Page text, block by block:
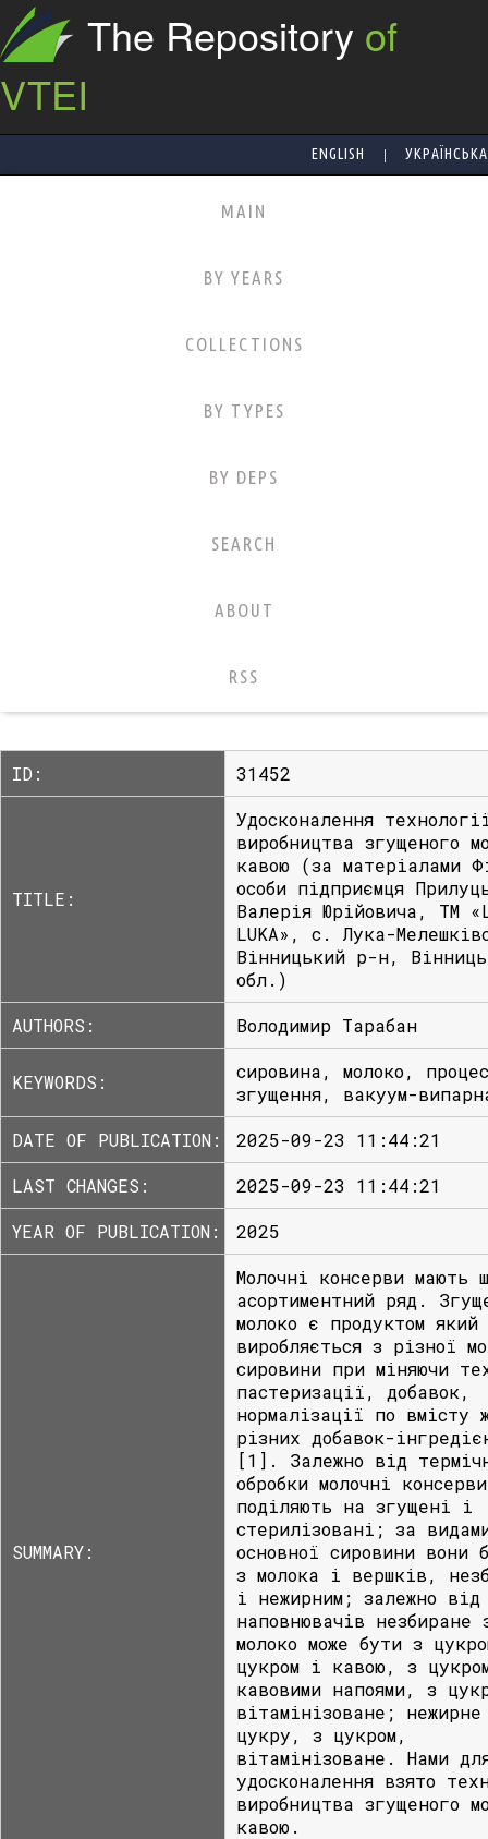
The Repository of
VTEI
ENGLISH | УКРАЇНСЬКА
MAIN
BY YEARS
COLLECTIONS
BY TYPES
BY DEPS
SEARCH
ABOUT
RSS
ID: 31452
TITLE:
Удосконалення
виробництва згущеного
кавою (за матеріалами
особи підприємця
Валерія Юрійовича, ТМ
LUKA», с. Лука-
Вінницький р-н,
обл.)
AUTHORS:
Володимир Тарабан
KEYWORDS:
сировина, молоко,
згущення, вакуум-
DATE OF PUBLICATION:
2025-09-23 11:44:21
LAST CHANGES:
2025-09-23 11:44:21
YEAR OF PUBLICATION:
2025
SUMMARY:
Молочні консерви мають
асортиментний ряд.
молоко є продуктом який
виробляється з різної
сировини при міняючи
пастеризації, добавок,
нормалізації по вмісту
різних добавок-
[1]. Залежно від
обробки молочні консерви
поділяють на згущені і
стерилізовані; за
основної сировини вони
з молока і вершків,
і нежирним; залежно від
наповнювачів незбиране
молоко може бути з
цукром і кавою, з
кавовими напоями, з
вітамінізоване;
цукру, з цукром,
вітамінізоване. Нами
удосконалення взято
виробництва згущеного
кавою.